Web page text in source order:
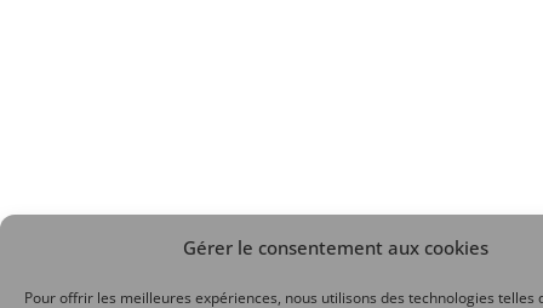
Gérer le consentement aux cookies
Pour offrir les meilleures expériences, nous utilisons des technologies telles